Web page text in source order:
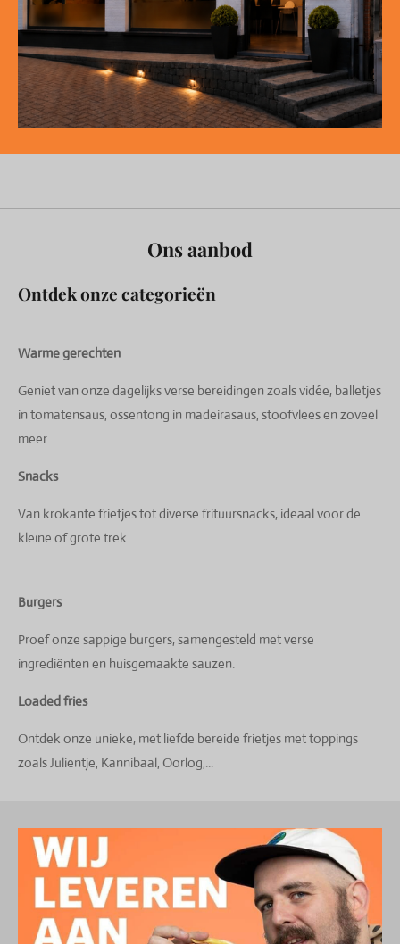
Ons aanbod
Ontdek onze categorieën
Warme gerechten
Geniet van onze dagelijks verse bereidingen zoals vidée, balletjes
in tomatensaus, ossentong in madeirasaus, stoofvlees en zoveel
meer.
Snacks
Van krokante frietjes tot diverse frituursnacks, ideaal voor de
kleine of grote trek.
Burgers
Proef onze sappige burgers, samengesteld met verse
ingrediënten en huisgemaakte sauzen.
Loaded fries
Ontdek onze unieke, met liefde bereide frietjes met toppings
zoals Julientje, Kannibaal, Oorlog,...